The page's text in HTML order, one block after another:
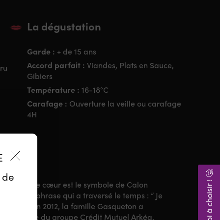
La dégustation
Garde : + de 15 ans
Accord parfait : Viandes, Plats en Sauce,
Gibiers
Température : 16-18°C
Carafage : Ouverture la veille ou carafage
4H
le cœur est le symbole de Calon
à cette phrase qui a traversé le temps : ” Je
En 2012, la famille Gasqueton a
filiale du groupe Crédit Mutuel Arkéa.